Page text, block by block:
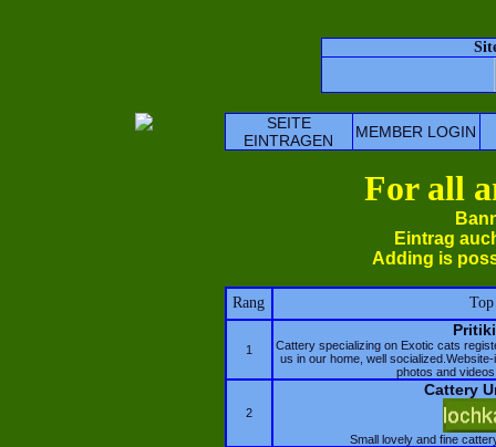
SEITE
EINTRAGEN
MEMBER LOGIN
For all
Eintrag
Adding is
Rang
1
Cattery specializing on Exotic cats
us in our home, well
photos and
2
Cattery
Small lovely and fine